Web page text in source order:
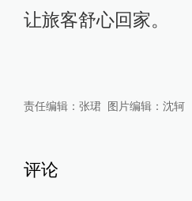
让旅客舒心回家。
责任编辑： 张珺 图片编辑： 沈轲
评论